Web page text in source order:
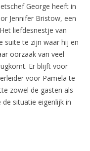
George heeft in
Jennifer Bristow, een
liefdesnestje van
suite te zijn waar hij en
oorzaak van veel
Er blijft voor
voor Pamela te
zowel de gasten als
situatie eigenlijk in